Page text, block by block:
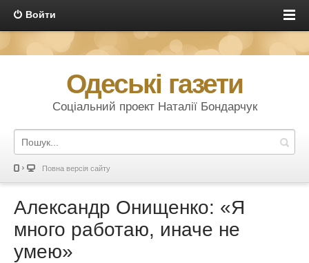
Войти
Одеські газети
Соціальний проект Наталії Бондарчук
Повна версія сайту
Александр Онищенко: «Я
много работаю, иначе не
умею»